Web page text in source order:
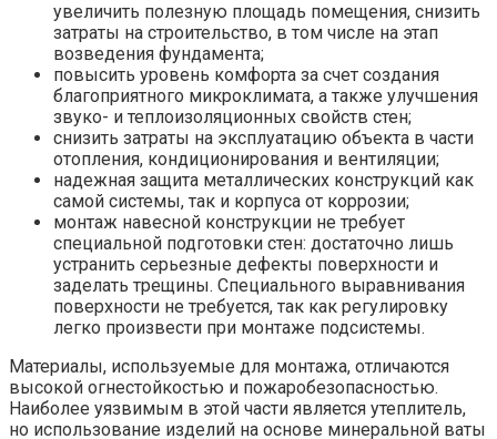
увеличить полезную площадь помещения, снизить
затраты на строительство, в том числе на этап
возведения фундамента;
повысить уровень комфорта за счет создания
благоприятного микроклимата, а также улучшения
звуко- и теплоизоляционных свойств стен;
снизить затраты на эксплуатацию объекта в части
отопления, кондиционирования и вентиляции;
надежная защита металлических конструкций как
самой системы, так и корпуса от коррозии;
монтаж навесной конструкции не требует
специальной подготовки стен: достаточно лишь
устранить серьезные дефекты поверхности и
заделать трещины. Специального выравнивания
поверхности не требуется, так как регулировку
легко произвести при монтаже подсистемы.
Материалы, используемые для монтажа, отличаются
высокой огнестойкостью и пожаробезопасностью.
Наиболее уязвимым в этой части является утеплитель,
но использование изделий на основе минеральной ваты